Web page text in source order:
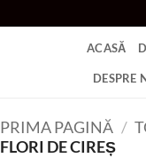
ACASĂ
DESPRE
PRIMA PAGINĂ /
FLORI DE CIREȘ